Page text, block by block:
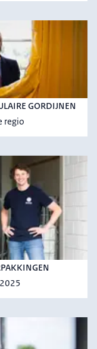
GORDIJNEN
regio